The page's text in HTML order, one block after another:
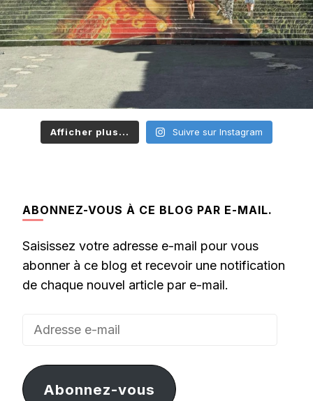
Afficher plus... Suivre sur Instagram
ABONNEZ-VOUS À CE BLOG PAR E-MAIL.
Saisissez votre adresse e-mail pour vous
abonner à ce blog et recevoir une notification
de chaque nouvel article par e-mail.
Adresse
mail
Abonnez-vous